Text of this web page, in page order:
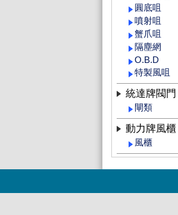
圓底咀
噴射咀
蟹爪咀
隔塵網
O.B.D
特製風咀
統達牌閥門
閘類
動力牌風櫃
風櫃